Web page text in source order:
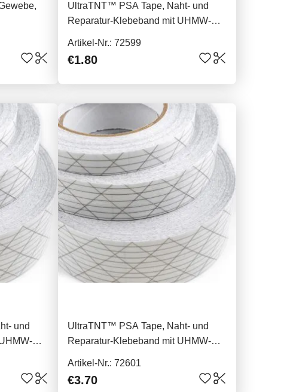
UltraTNT™ PSA Tape, Naht- und
Reparatur-Klebeband mit UHMW-PE,
Artikel-Nr.: 72599
€1.80
und
PE,
UltraTNT™ PSA Tape, Naht- und
Reparatur-Klebeband mit UHMW-PE,
Artikel-Nr.: 72601
€3.70